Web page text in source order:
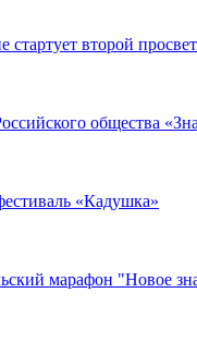
второй
общества
«Кадушка»
марафон "Новое